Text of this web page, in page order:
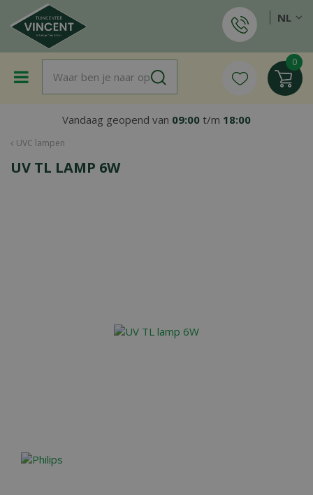
a
UVC lampen
Vandaag geopend van 09:00 t/m 18:00
NL
UV TL LAMP 6W